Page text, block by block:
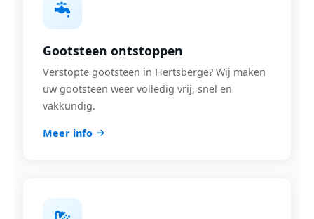
Gootsteen ontstoppen
Verstopte gootsteen in Hertsberge? Wij maken
uw gootsteen weer volledig vrij, snel en
vakkundig.
Meer info